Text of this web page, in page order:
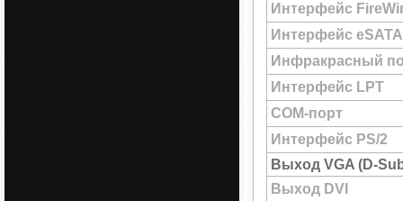
Интерфейс
Интерфейс eSATA
Инфракрасный
Интерфейс LPT
COM-порт
Интерфейс PS/2
Выход VGA (D-
Выход DVI